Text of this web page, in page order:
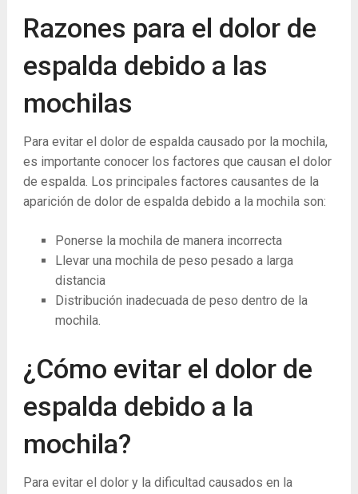
Razones para el dolor de
espalda debido a las
mochilas
Para evitar el dolor de espalda causado por la mochila,
es importante conocer los factores que causan el dolor
de espalda. Los principales factores causantes de la
aparición de dolor de espalda debido a la mochila son:
Ponerse la mochila de manera incorrecta
Llevar una mochila de peso pesado a larga
distancia
Distribución inadecuada de peso dentro de la
mochila.
¿Cómo evitar el dolor de
espalda debido a la
mochila?
Para evitar el dolor y la dificultad causados ​​en la